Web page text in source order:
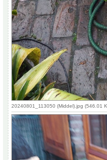
20240801_113050 (Middel).jpg (546.01